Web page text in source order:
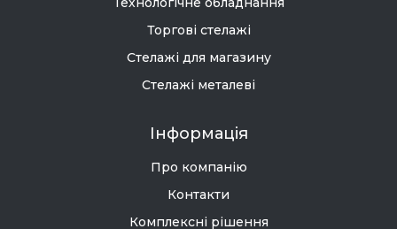
Торгові стелажі
Стелажі для магазину
Стелажі металеві
Інформація
Про компанію
Контакти
Комплексні рішення